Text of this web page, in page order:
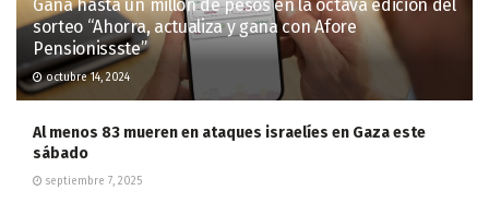
Gana hasta un millón de pesos en la octava edición del
sorteo “Ahorra, actualiza y gana con Afore
Pensionissste”
octubre 14, 2024
Al menos 83 mueren en ataques israelíes en Gaza este
sábado
septiembre 7, 2025